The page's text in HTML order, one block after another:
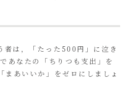
者は，「たった500円」に泣き
あなたの「ちりつも支出」を
まあいいか」をゼロにしましょ